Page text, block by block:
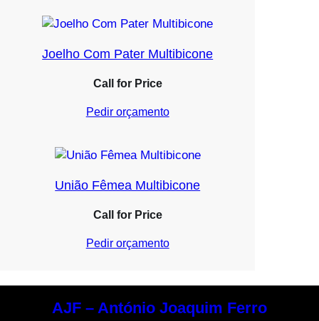
Joelho Com Pater Multibicone
Call for Price
Pedir orçamento
União Fêmea Multibicone
Call for Price
Pedir orçamento
AJF – António Joaquim Ferro